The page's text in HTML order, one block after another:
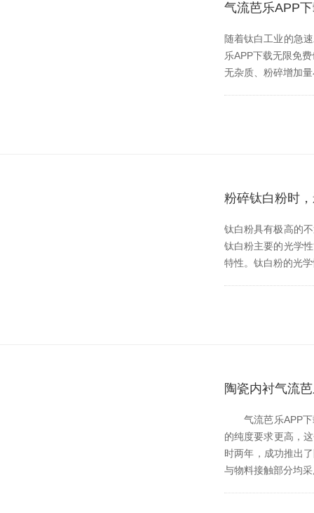
气流芭乐APP
随着钛白工业的急速
乐APP下载无限免费
无杂质、粉碎增
粉碎钛白粉时
钛白粉具有极高的不透
钛白粉主要的光学
特性。钛白粉的光
陶瓷内衬气流
气流芭乐APP下载
的纯度要求更高，
时两年，成功推
与物料接触部分均